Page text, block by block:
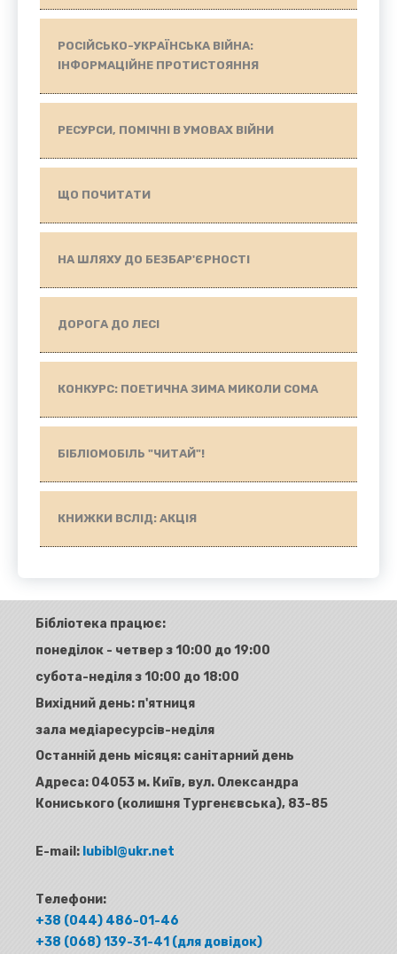
РОСІЙСЬКО-УКРАЇНСЬКА ВІЙНА:
ІНФОРМАЦІЙНЕ ПРОТИСТОЯННЯ
РЕСУРСИ, ПОМІЧНІ В УМОВАХ ВІЙНИ
ЩО ПОЧИТАТИ
НА ШЛЯХУ ДО БЕЗБАР'ЄРНОСТІ
ДОРОГА ДО ЛЕСІ
КОНКУРС: ПОЕТИЧНА ЗИМА МИКОЛИ СОМА
БІБЛІОМОБІЛЬ "ЧИТАЙ"!
КНИЖКИ ВСЛІД: АКЦІЯ
Бібліотека працює:
понеділок - четвер з 10:00 до 19:00
субота-неділя з 10:00 до 18:00
Вихідний день: п'ятниця
зала медіаресурсів-неділя
Останній день місяця: санітарний день
Адреса: 04053 м. Київ, вул. Олександра
Кониського (колишня Тургенєвська), 83-85
E-mail: lubibl@ukr.net
Телефони:
+38 (044) 486-01-46
+38 (068) 139-31-41 (для довідок)